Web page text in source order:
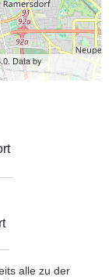
Data by
alle zu der